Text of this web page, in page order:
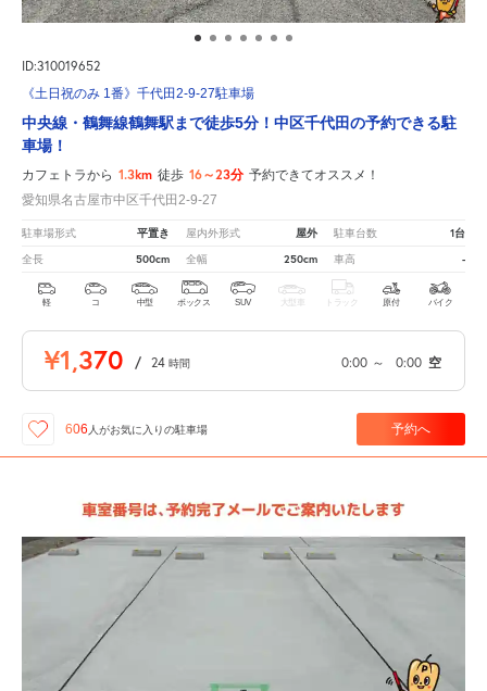
ID:310019652
《土日祝のみ 1番》千代田2-9-27駐車場
中央線・鶴舞線鶴舞駅まで徒歩5分！中区千代田の予約できる駐
車場！
カフェトラから 1.3km 徒歩 16～23分 予約できてオススメ！
愛知県名古屋市中区千代田2-9-27
駐車場形式 平置き 屋内外形式 屋外 駐車台数 1台
全長 500cm 全幅 250cm 車高 -
軽 コ 中型 ボックス SUV 大型車 トラック 原付 バイク
¥1,370 / 24 時間 0:00 ～ 0:00 空
606 人がお気に入りの駐車場 予約へ